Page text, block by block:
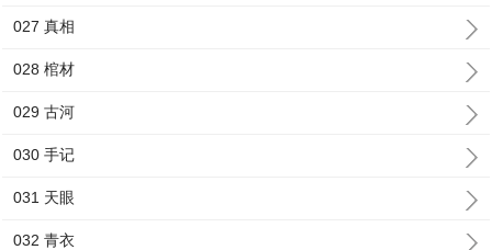
027 真相
028 棺材
029 古河
030 手记
031 天眼
032 青衣